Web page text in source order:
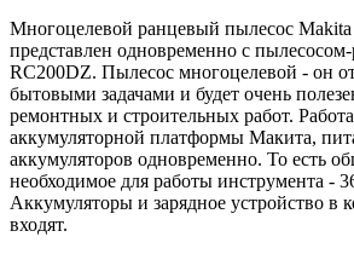
Многоцелевой ранцевый пылесос
представлен одновременно с
RC200DZ. Пылесос многоцелевой - он
бытовыми задачами и будет очень
ремонтных и строительных работ.
аккумуляторной платформы Макита,
аккумуляторов одновременно. То есть
необходимое для работы инструмента -
Аккумуляторы и зарядное устройство в
входят.